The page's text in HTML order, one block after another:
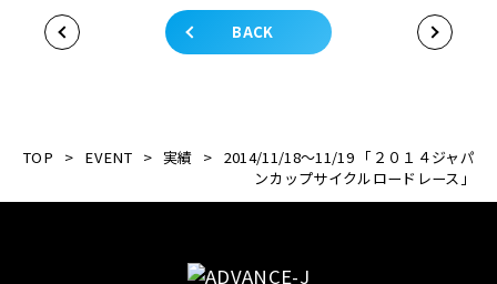
BACK
TOP > EVENT > 実績 > 2014/11/18～11/19 「２０１４ジャパ
ンカップサイクルロードレース」